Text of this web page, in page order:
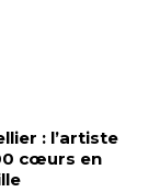
: l’artiste
cœurs en